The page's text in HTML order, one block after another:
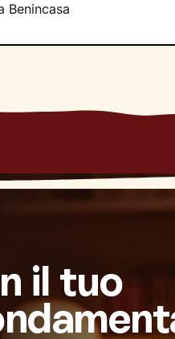
Benincasa
il tuo